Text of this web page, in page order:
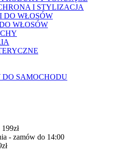
I STYLIZACJA
DO WŁOSÓW
WŁOSÓW
DO SAMOCHODU
- zamów do 14:00